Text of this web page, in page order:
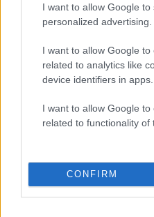
I want to allow Google to
personalized advertising.
I want to allow Google to
related to analytics like
device identifiers in apps.
I want to allow Google to
related to functionality of
CONFIRM
Revolucija na vrtu: robotske